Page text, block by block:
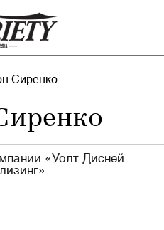
ARCHIVE
Сиренко
«Уолт Дисней